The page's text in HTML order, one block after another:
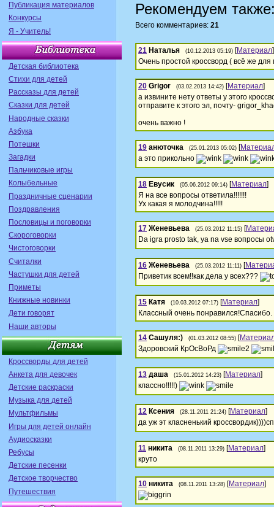
Публикация материалов
Конкурсы
Я - Учитель!
Детская библиотека
Стихи для детей
Рассказы для детей
Сказки для детей
Народные сказки
Азбука
Потешки
Загадки
Пальчиковые игры
Колыбельные
Праздничные сценарии
Поздравления
Пословицы и поговорки
Скороговорки
Чистоговорки
Считалки
Частушки для детей
Приметы
Книжные новинки
Дети говорят
Наши авторы
Кроссворды для детей
Анкета для девочек
Детские раскраски
Музыка для детей
Мультфильмы
Игры для детей онлайн
Аудиосказки
Ребусы
Детские песенки
Детское творчество
Путешествия
Рекомендуем
Всего комментариев: 21
21 Наталья (10.12.2013 05:19) [Материал]
Очень простой кроссворд ( всё же для
20 Grigor (03.02.2013 14:42) [Материал]
а извините нету ответы у этого
отправите к этого эл, почту-
очень важно !
19 анюточка (25.01.2013 05:02) [
а это прикольно
18 Евусик (05.06.2012 09:14) [Материал]
Я на все вопросы ответила!!!!!!!
Ух какая я молодчина!!!!!
17 Женевьева (25.03.2012 11:15) [
Da igra prosto tak, ya na vse вопросы
16 Женевьева (25.03.2012 11:11) [
Приветик всем!!как дела у всех???
15 Катя (10.03.2012 07:17) [Материал]
Классный очень понравился!Спасибо.
14 Сашуля:) (01.03.2012 08:55) [
Здоровский КрОсВоРд
13 даша (15.01.2012 14:23) [Материал]
классно!!!!!)
12 Ксения (28.11.2011 21:24) [Материал]
да уж эт класненький
11 никита (08.11.2011 13:29) [Материал]
круто
10 никита (08.11.2011 13:28) [Материал]